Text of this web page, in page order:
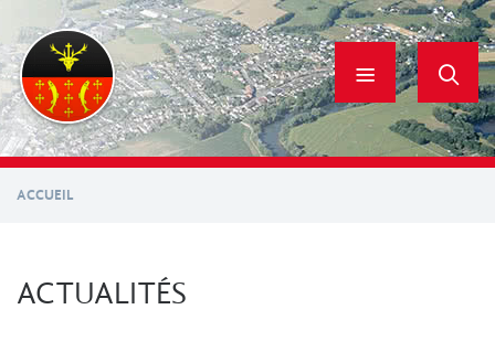
contenu
principal
ACCUEIL
ACTUALITÉS